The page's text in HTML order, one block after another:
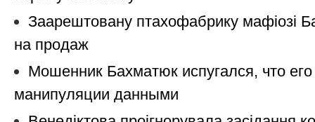
Заарештовану птахофабрику мафіозі
на продаж
Мошенник Бахматюк испугался, что
манипуляции данными